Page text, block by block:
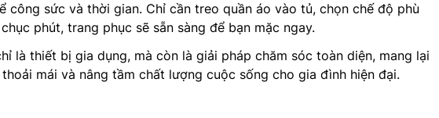
công sức và thời gian. Chỉ cần treo quần áo vào tủ, chọn chế độ phù
phút, trang phục sẽ sẵn sàng để bạn mặc ngay.
là thiết bị gia dụng, mà còn là giải pháp chăm sóc toàn diện, mang lại
mái và nâng tầm chất lượng cuộc sống cho gia đình hiện đại.